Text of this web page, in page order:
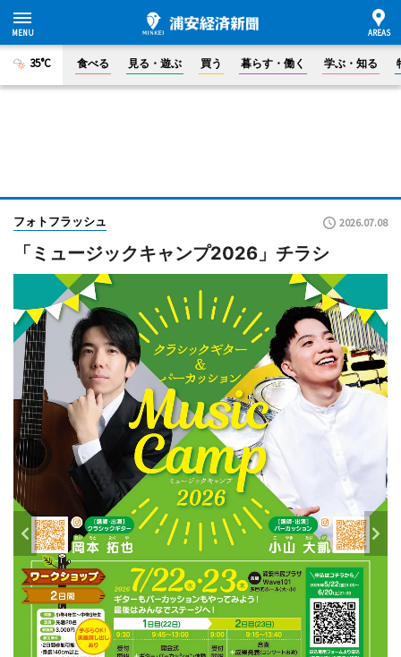
35°C 食べる 見る・遊ぶ 買う 暮らす・働く 学ぶ・知る
フォトフラッシュ 2026.07.08
「ミュージックキャンプ2026」チラシ